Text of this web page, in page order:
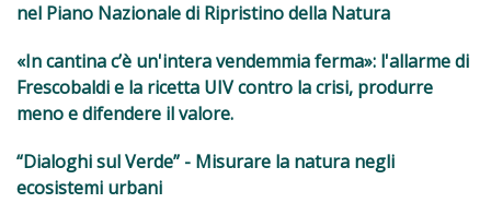
nel Piano Nazionale di Ripristino della Natura
«In cantina c’è un'intera vendemmia ferma»: l'allarme di
Frescobaldi e la ricetta UIV contro la crisi, produrre
meno e difendere il valore.
“Dialoghi sul Verde” - Misurare la natura negli
ecosistemi urbani